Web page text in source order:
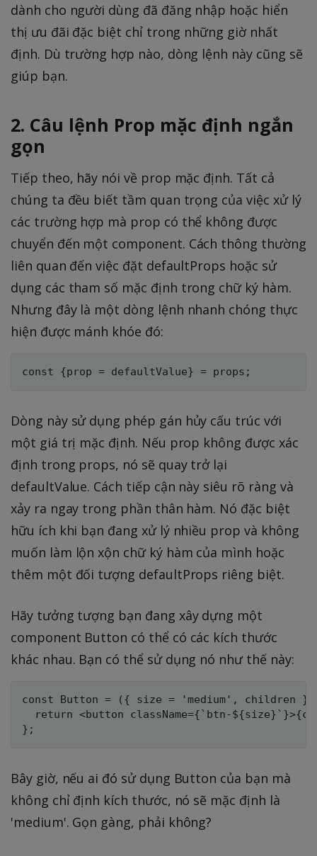
dành cho người dùng đã đăng nhập hoặc hiển
thị ưu đãi đặc biệt chỉ trong những giờ nhất
định. Dù trường hợp nào, dòng lệnh này cũng sẽ
giúp bạn.
2. Câu lệnh Prop mặc định ngắn
gọn
Tiếp theo, hãy nói về prop mặc định. Tất cả
chúng ta đều biết tầm quan trọng của việc xử lý
các trường hợp mà prop có thể không được
chuyển đến một component. Cách thông thường
liên quan đến việc đặt defaultProps hoặc sử
dụng các tham số mặc định trong chữ ký hàm.
Nhưng đây là một dòng lệnh nhanh chóng thực
hiện được mánh khóe đó:
Dòng này sử dụng phép gán hủy cấu trúc với
một giá trị mặc định. Nếu prop không được xác
định trong props, nó sẽ quay trở lại
defaultValue. Cách tiếp cận này siêu rõ ràng và
xảy ra ngay trong phần thân hàm. Nó đặc biệt
hữu ích khi bạn đang xử lý nhiều prop và không
muốn làm lộn xộn chữ ký hàm của mình hoặc
thêm một đối tượng defaultProps riêng biệt.
Hãy tưởng tượng bạn đang xây dựng một
component Button có thể có các kích thước
khác nhau. Bạn có thể sử dụng nó như thế này:
const Button = ({ size = 'medium', children
return <button className={`btn-
Bây giờ, nếu ai đó sử dụng Button của bạn mà
không chỉ định kích thước, nó sẽ mặc định là
'medium'. Gọn gàng, phải không?